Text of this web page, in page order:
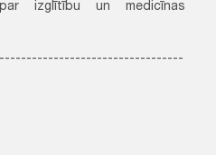
izglītību un medicīnas